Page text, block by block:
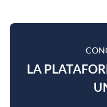
LA